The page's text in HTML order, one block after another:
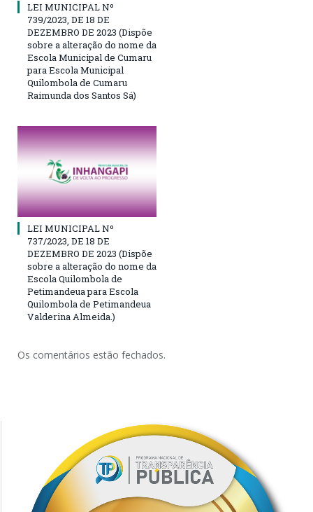
LEI MUNICIPAL Nº
739/2023, DE 18 DE
DEZEMBRO DE 2023 (Dispõe
sobre a alteração do nome da
Escola Municipal de Cumaru
para Escola Municipal
Quilombola de Cumaru
Raimunda dos Santos Sá)
LEI MUNICIPAL Nº
737/2023, DE 18 DE
DEZEMBRO DE 2023 (Dispõe
sobre a alteração do nome da
Escola Quilombola de
Petimandeua para Escola
Quilombola de Petimandeua
Valderina Almeida.)
Os comentários estão fechados.